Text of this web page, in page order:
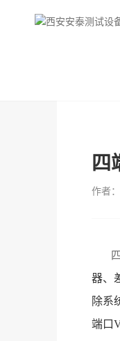
四
作者
器、
除系
端口